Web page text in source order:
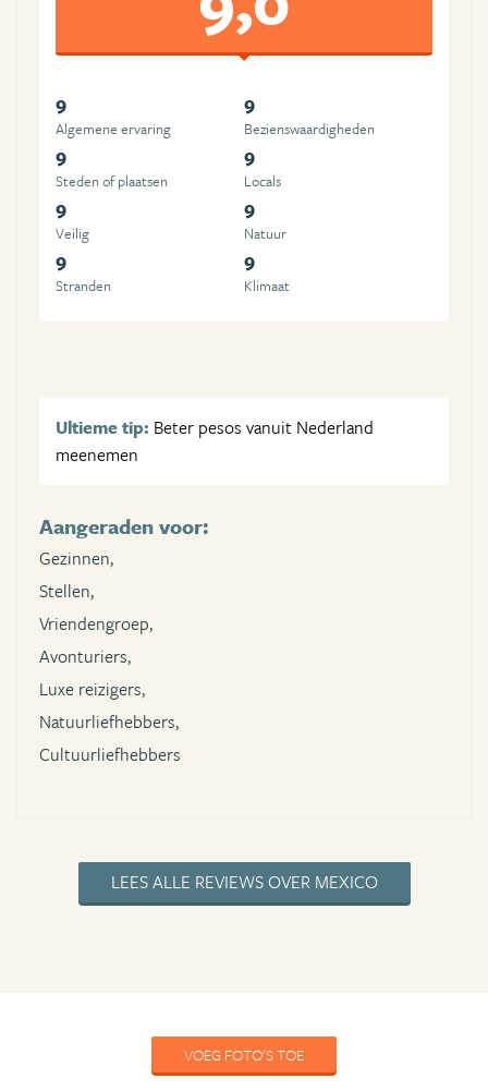
9
Algemene ervaring
9
Beziens­waardigheden
9
Steden of plaatsen
9
Locals
9
Veilig
9
Natuur
9
Stranden
9
Klimaat
Ultieme tip: Beter pesos vanuit Nederland
meenemen
Aangeraden voor:
Gezinnen,
Stellen,
Vriendengroep,
Avonturiers,
Luxe reizigers,
Natuurliefhebbers,
Cultuurliefhebbers
LEES ALLE REVIEWS OVER MEXICO
VOEG FOTO'S TOE